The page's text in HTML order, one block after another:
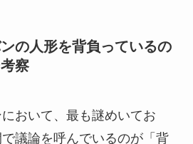
の人形を背負っているの
察
おいて、最も謎めいてお
議論を呼んでいるのが「背